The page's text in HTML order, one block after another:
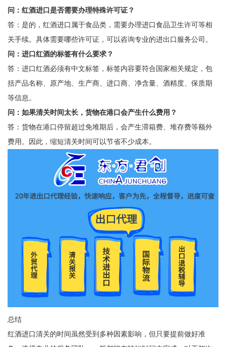
问：红酒进口是否需要办理特殊许可证？
答：是的，红酒进口属于食品类，需要办理进口食品卫生许可等相
关手续。具体需要哪些许可证，可以咨询专业的进出口服务公司。
问：进口红酒的标签有什么要求？
答：进口红酒必须有中文标签，标签内容要符合国家相关规定，包
括产品名称、原产地、生产商、进口商、净含量、酒精度、保质期
等信息。
问：如果清关时间太长，货物在港口会产生什么费用？
答：货物在港口停留超过免堆期后，会产生滞箱费、堆存费等额外
费用。因此，缩短清关时间可以节省不少成本。
总结
红酒进口清关的时间虽然受到多种因素影响，但只要提前做好准